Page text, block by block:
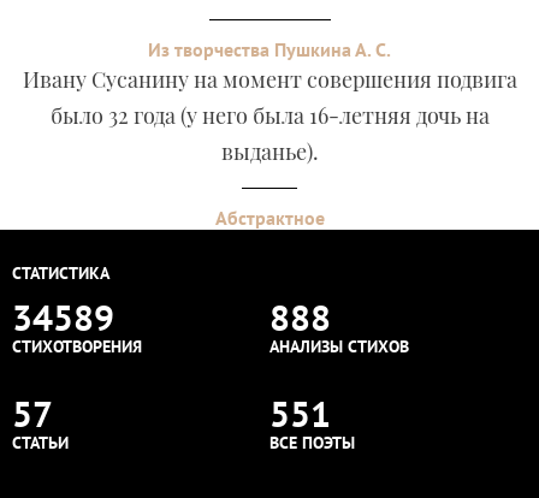
Из творчества Пушкина А. С.
Ивану Сусанину на момент совершения подвига
было 32 года (у него была 16-летняя дочь на
выданье).
Абстрактное
СТАТИСТИКА
34589
СТИХОТВОРЕНИЯ
888
АНАЛИЗЫ СТИХОВ
57
СТАТЬИ
551
ВСЕ ПОЭТЫ